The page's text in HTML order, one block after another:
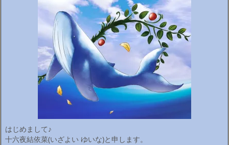
はじめまして♪
十六夜結依菜(いざよい ゆいな)と申します。